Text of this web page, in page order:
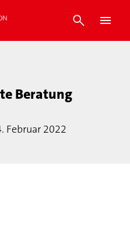
Beratung
Februar 2022